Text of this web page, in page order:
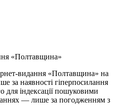
«Полтавщина»
видання «Полтавщина» на
за наявності гіперпосилання
для індексації пошуковими
— лише за погодженням з